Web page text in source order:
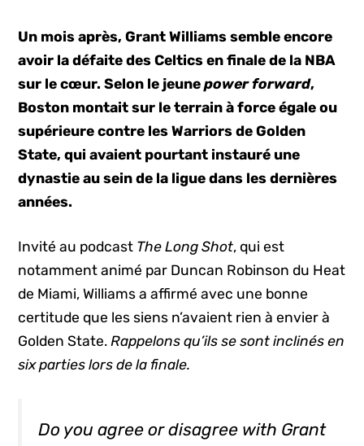
Un mois après, Grant Williams semble encore
avoir la défaite des Celtics en finale de la NBA
sur le cœur. Selon le jeunepower forward,
Boston montait sur le terrain à force égale ou
supérieure contre les Warriors de Golden
State, qui avaient pourtant instauré une
dynastie au sein de la ligue dans les dernières
années.
Invité au podcast The Long Shot, qui est
notamment animé par Duncan Robinson du Heat
de Miami, Williams a affirmé avec une bonne
certitude que les siens n’avaient rien à envier à
Golden State.Rappelons qu’ils se sont inclinés en
six parties lors de la finale.
Do you agree or disagree with Grant